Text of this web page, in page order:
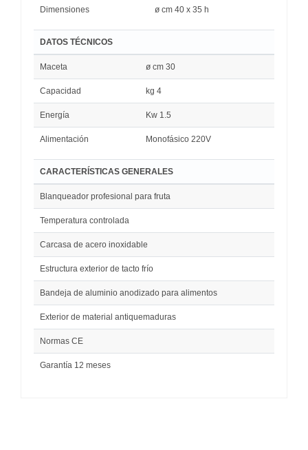
Dimensiones ø cm 40 x 35 h
DATOS TÉCNICOS
Maceta ø cm 30
Capacidad kg 4
Energía Kw 1.5
Alimentación Monofásico 220V
CARACTERÍSTICAS GENERALES
Blanqueador profesional para fruta
Temperatura controlada
Carcasa de acero inoxidable
Estructura exterior de tacto frío
Bandeja de aluminio anodizado para alimentos
Exterior de material antiquemaduras
Normas CE
Garantía 12 meses